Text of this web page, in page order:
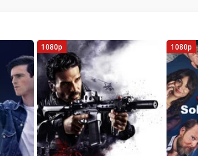
1080p 1080p